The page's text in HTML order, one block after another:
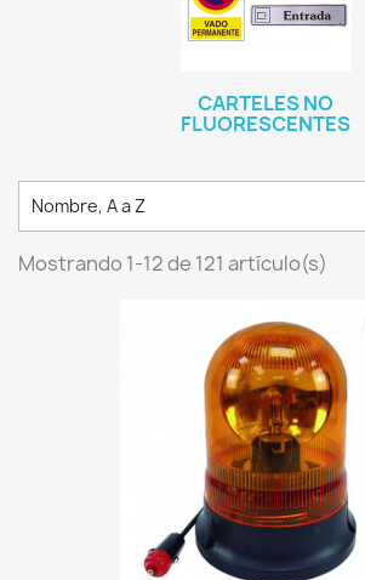
CARTELES NO
FLUORESCENTES
Nombre, A a Z
Mostrando 1-12 de 121 artículo(s)